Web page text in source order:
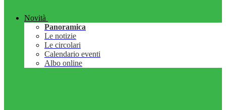
Novità
Panoramica
Le notizie
Le circolari
Calendario eventi
Albo online